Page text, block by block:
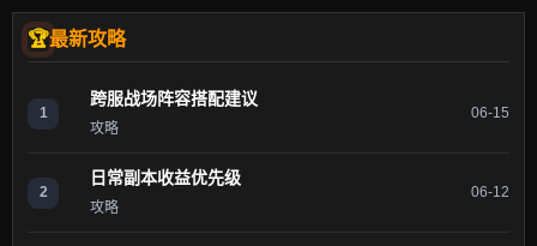
最新攻略
1
跨服战场阵容搭配建议
攻略
06-15
2
日常副本收益优先级
攻略
06-12